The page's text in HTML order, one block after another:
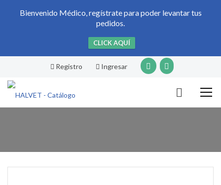
Bienvenido Médico, regístrate para poder levantar tus
pedidos.
CLICK AQUÍ
Registro Ingresar